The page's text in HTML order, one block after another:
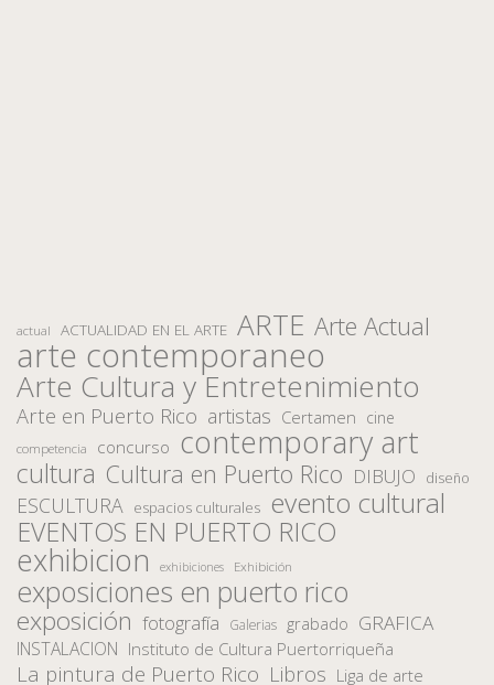
actual ACTUALIDAD EN EL ARTE ARTE Arte Actual
arte contemporaneo
Arte Cultura y Entretenimiento
Arte en Puerto Rico artistas Certamen cine
competencia concurso contemporary art
cultura Cultura en Puerto Rico DIBUJO diseño
ESCULTURA espacios culturales evento cultural
EVENTOS EN PUERTO RICO
exhibicion exhibiciones Exhibición
exposiciones en puerto rico
exposición fotografía Galerias grabado GRAFICA
INSTALACION Instituto de Cultura Puertorriqueña
La pintura de Puerto Rico Libros Liga de arte